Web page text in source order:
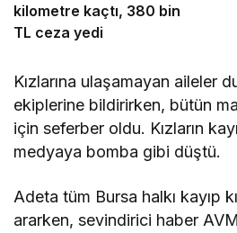
kilometre kaçtı, 380 bin
TL ceza yedi
Kızlarına ulaşamayan aileler
ekiplerine bildirirken, bütün
için seferber oldu. Kızların
medyaya bomba gibi düştü.
Adeta tüm Bursa halkı kayıp
ararken, sevindirici haber